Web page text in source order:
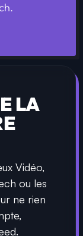
LA
Vidéo,
ou les
ne rien